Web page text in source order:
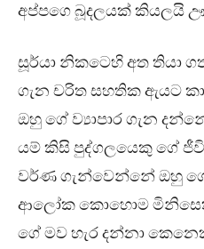
අප්පගෙ බූදලයක් කියලයි
සූර්යා නිකටෙහි අත තියා
ගැන චරිත සහතික ඇයට
ඔහු ගේ ව්‍යාපාර ගැන
යම් කිසි පුද්ගලයෙකු ගේ
වර්ණ ගැන්වෙන්නේ ඔහු
ආලෝක කොහොම මිනිසෙකු
ගේ මව හැර දන්නා